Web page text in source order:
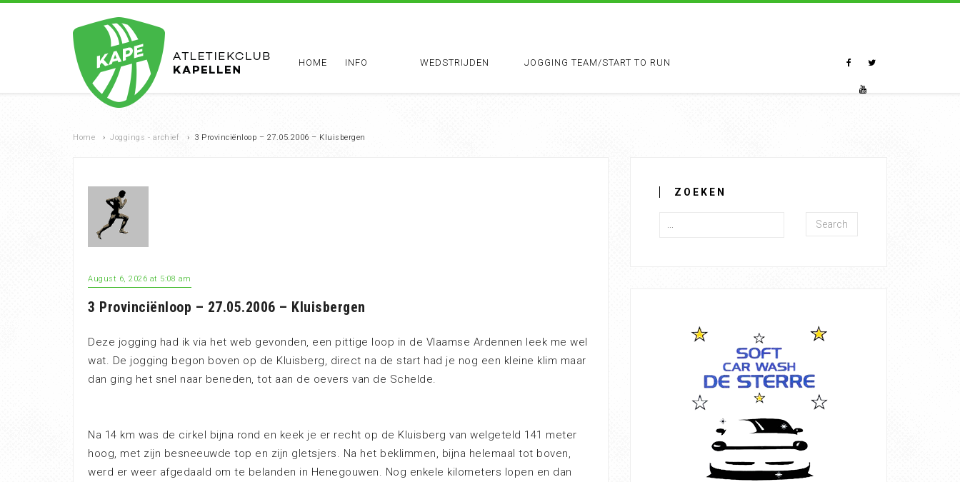
HOME INFO WEDSTRIJDEN JOGGING TEAM/START TO RUN
Home › Joggings - archief › 3 Provinciënloop – 27.05.2006 – Kluisbergen
August 6, 2026 at 5:08 am
3 Provinciënloop – 27.05.2006 – Kluisbergen
Deze jogging had ik via het web gevonden, een pittige loop in de Vlaamse Ardennen leek me wel
wat. De jogging begon boven op de Kluisberg, direct na de start had je nog een kleine klim maar
dan ging het snel naar beneden, tot aan de oevers van de Schelde.
Na 14 km was de cirkel bijna rond en keek je er recht op de Kluisberg van welgeteld 141 meter
hoog, met zijn besneeuwde top en zijn gletsjers. Na het beklimmen, bijna helemaal tot boven,
werd er weer afgedaald om te belanden in Henegouwen. Nog enkele kilometers lopen en dan
ZOEKEN
Search